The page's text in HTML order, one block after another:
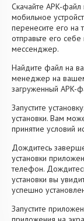
Скачайте APK-
мобильное
перенесите его на
отправьте его
мессенджер.
Найдите файл на
менеджер на
загруженный APK-
Запустите
установки. Вам
принятие условий
Дождитесь
установки
телефон.
установки вы
успешно
Запустите